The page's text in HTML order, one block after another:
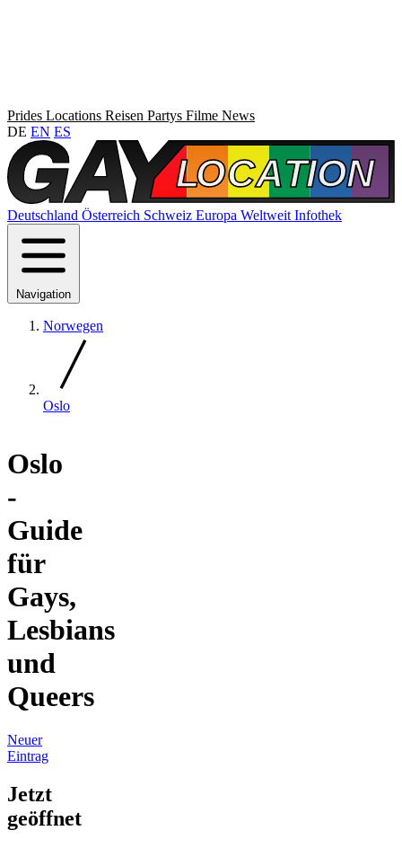
Prides Locations Reisen Partys Filme News
DE EN ES
Deutschland Österreich Schweiz Europa Weltweit Infothek
Navigation
Norwegen
Oslo
Oslo
-
Guide
für
Gays,
Lesbians
und
Queers
Neuer
Eintrag
Jetzt
geöffnet